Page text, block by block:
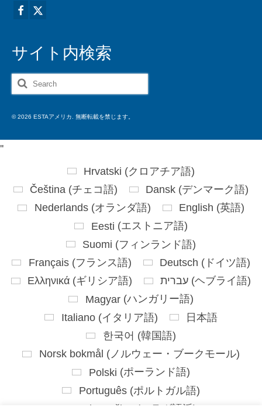
サイト内検索
Search
for:
© 2026 ESTAアメリカ. 無断転載を禁じます。
''
Hrvatski (クロアチア語)
Čeština (チェコ語) Dansk (デンマーク語)
Nederlands(オランダ語) English (英語)
Eesti (エストニア語)
Suomi (フィンランド語)
Français(フランス語) Deutsch (ドイツ語)
Ελληνικά (ギリシア語) עברית (ヘブライ語)
Magyar(ハンガリー語)
Italiano(イタリア語)
日本語
한국어 (韓国語)
Norsk bokmål (ノルウェー・ブークモール)
Polski (ポーランド語)
Português(ポルトガル語)
Slovenčina
(スラヴ語派 )